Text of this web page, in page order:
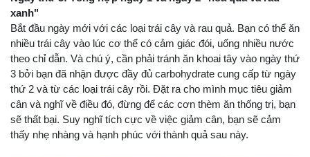
xanh"
Bắt đầu ngày mới với các loại trái cây và rau quả. Bạn có thể ăn
nhiều trái cây vào lúc cơ thể có cảm giác đói, uống nhiều nước
theo chỉ dẫn. Và chú ý, cần phải tránh ăn khoai tây vào ngày thứ
3 bởi bạn đã nhận được đầy đủ carbohydrate cung cấp từ ngày
thứ 2 và từ các loại trái cây rồi. Đặt ra cho mình mục tiêu giảm
cân và nghĩ về điều đó, đừng để các cơn thèm ăn thống trị, bạn
sẽ thất bại. Suy nghĩ tích cực về việc giảm cân, bạn sẽ cảm
thấy nhẹ nhàng và hạnh phúc với thành quả sau này.